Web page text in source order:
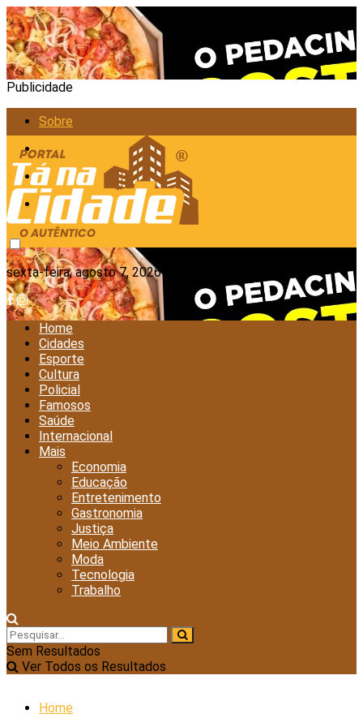
Publicidade
Sobre
Anunciar
Política de Privacidade
Contato
sexta-feira, agosto 7, 2026
Home
Cidades
Esporte
Cultura
Policial
Famosos
Saúde
Internacional
Mais
Economia
Educação
Entretenimento
Gastronomia
Justiça
Meio Ambiente
Moda
Tecnologia
Trabalho
Sem Resultados
Ver Todos os Resultados
Home